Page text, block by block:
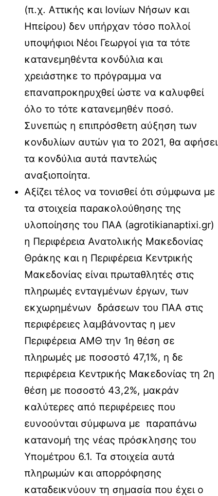
(π.χ. Αττικής και Ιονίων Νήσων και
Ηπείρου) δεν υπήρχαν τόσο πολλοί
υποψήφιοι Νέοι Γεωργοί για τα τότε
κατανεμηθέντα κονδύλια και
χρειάστηκε το πρόγραμμα να
επαναπροκηρυχθεί ώστε να καλυφθεί
όλο το τότε κατανεμηθέν ποσό.
Συνεπώς η επιπρόσθετη αύξηση των
κονδυλίων αυτών για το 2021, θα αφήσει
τα κονδύλια αυτά παντελώς
αναξιοποίητα.
Αξίζει τέλος να τονισθεί ότι σύμφωνα με
τα στοιχεία παρακολούθησης της
υλοποίησης του ΠΑΑ (agrotikianaptixi.gr)
η Περιφέρεια Ανατολικής Μακεδονίας
Θράκης και η Περιφέρεια Κεντρικής
Μακεδονίας είναι πρωταθλητές στις
πληρωμές ενταγμένων έργων, των
εκχωρημένων δράσεων του ΠΑΑ στις
περιφέρειες λαμβάνοντας η μεν
Περιφέρεια ΑΜΘ την 1η θέση σε
πληρωμές με ποσοστό 47,1%, η δε
περιφέρεια Κεντρικής Μακεδονίας τη 2η
θέση με ποσοστό 43,2%, μακράν
καλύτερες από περιφέρειες που
ευνοούνται σύμφωνα με παραπάνω
κατανομή της νέας πρόσκλησης του
Υπομέτρου 6.1. Τα στοιχεία αυτά
πληρωμών και απορρόφησης
καταδεικνύουν τη σημασία που έχει ο